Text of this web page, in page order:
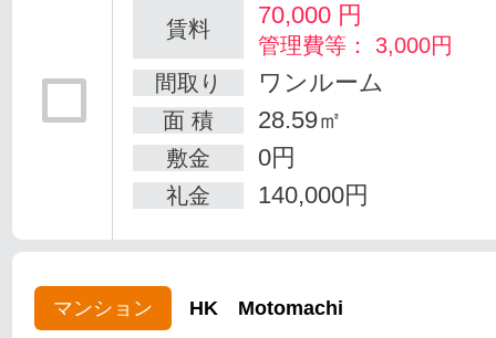
賃料 70,000 円
管理費等： 3,000円
間取り
ワンルーム
面 積 28.59㎡
敷金 0円
礼金 140,000円
マンション HK Motomachi